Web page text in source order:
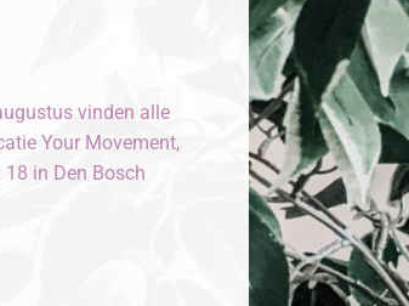
vinden alle
Your Movement,
in Den Bosch